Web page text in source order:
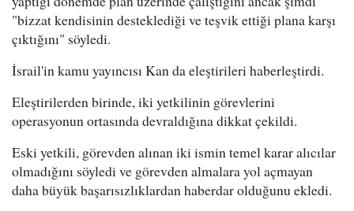
"bizzat kendisinin desteklediği ve teşvik ettiği plana karşı
çıktığını" söyledi.
İsrail'in kamu yayıncısı Kan da eleştirileri haberleştirdi.
Eleştirilerden birinde, iki yetkilinin görevlerini
operasyonun ortasında devraldığına dikkat çekildi.
Eski yetkili, görevden alınan iki ismin temel karar alıcılar
olmadığını söyledi ve görevden almalara yol açmayan
daha büyük başarısızlıklardan haberdar olduğunu ekledi.